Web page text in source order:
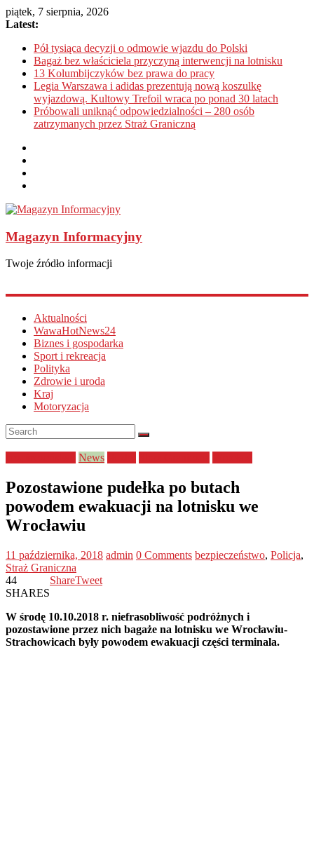
piątek, 7 sierpnia, 2026
Latest:
Pół tysiąca decyzji o odmowie wjazdu do Polski
Bagaż bez właściciela przyczyną interwencji na lotnisku
13 Kolumbijczyków bez prawa do pracy
Legia Warszawa i adidas prezentują nową koszulkę
wyjazdową. Kultowy Trefoil wraca po ponad 30 latach
Próbowali uniknąć odpowiedzialności – 280 osób
zatrzymanych przez Straż Graniczną
Magazyn Informacyjny
Twoje źródło informacji
Aktualności
WawaHotNews24
Biznes i gospodarka
Sport i rekreacja
Polityka
Zdrowie i uroda
Kraj
Motoryzacja
News
Pozostawione pudełka po butach
powodem ewakuacji na lotnisku we
Wrocławiu
11 października, 2018 admin 0 Comments bezpieczeństwo, Policja,
Straż Graniczna
44
SHARES
ShareTweet
W środę 10.10.2018 r. niefrasobliwość podróżnych i
pozostawione przez nich bagaże na lotnisku we Wrocławiu-
Strachowicach były powodem ewakuacji części terminala.